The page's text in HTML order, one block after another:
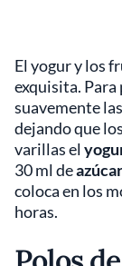
El yogur y los
exquisita. Para
suavemente las
dejando que
varillas el
30 ml de
coloca en los
horas.